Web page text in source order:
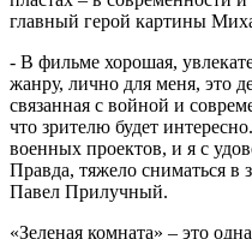
главный герой картины
- В фильме хорошая,
жанру, лично для меня, это
связанная с войной и
что зрителю будет
военных проектов, и я с
Правда, тяжело сниматься в
Павел Прилучный.
«Зеленая комната» – это